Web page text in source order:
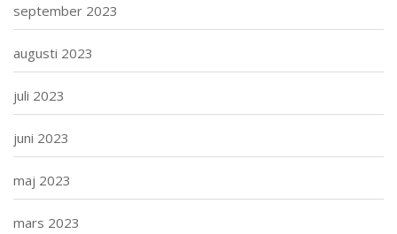
september 2023
augusti 2023
juli 2023
juni 2023
maj 2023
mars 2023